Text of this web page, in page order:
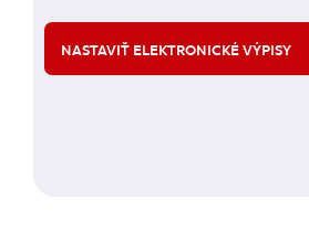
NASTAVIŤ ELEKTRONICKÉ VÝPISY
(externý odkaz)